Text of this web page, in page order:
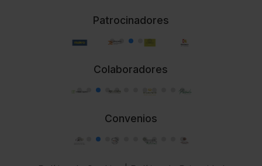
Patrocinadores
Colaboradores
Convenios